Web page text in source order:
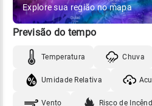
Explore sua região no mapa
Previsão do tempo
Temperatura Chuva
Umidade Relativa
Vento Risco de